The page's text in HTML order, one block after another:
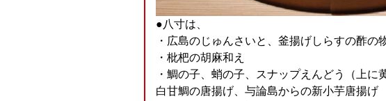
●八寸は、
・広島のじゅんさいと、釜揚げしらすの酢の
・枇杷の胡麻和え
・鯛の子、蛸の子、スナップえんどう（上に
白甘鯛の唐揚げ、与論島からの新小芋唐揚げ